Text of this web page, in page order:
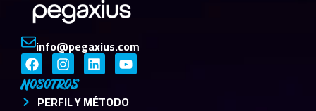
info@pegaxius.com
Nosotros
PERFIL Y MÉTODO